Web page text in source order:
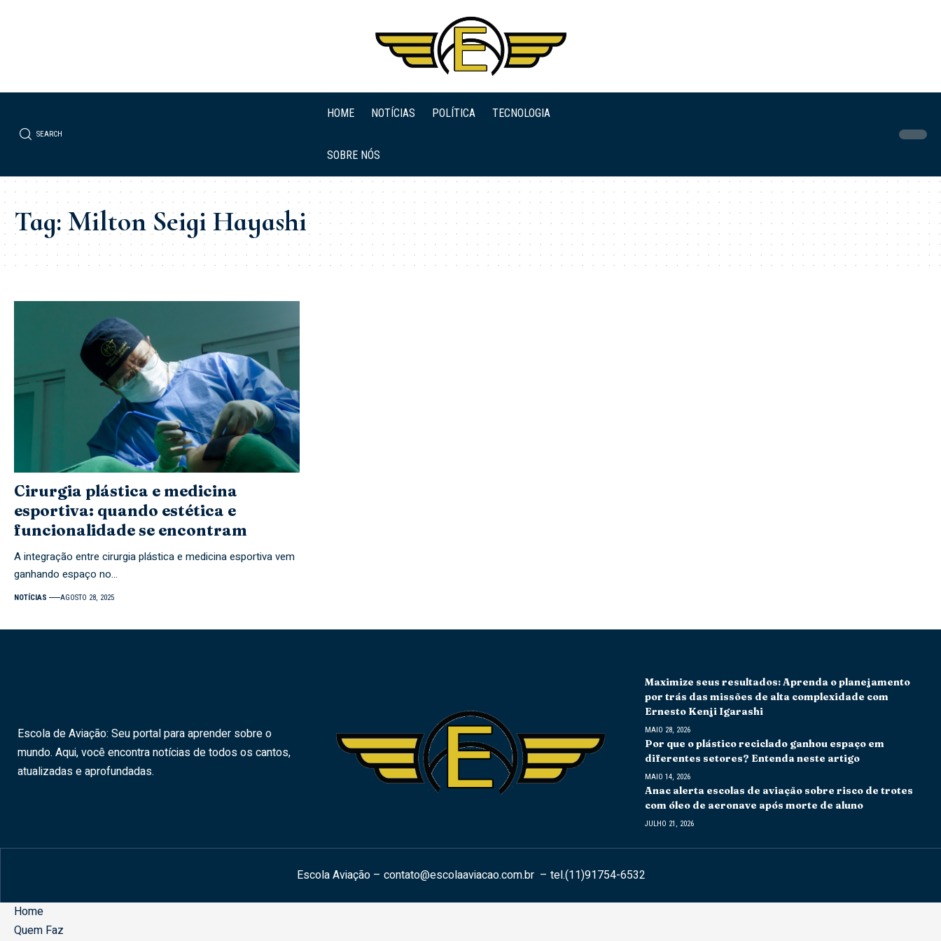
SEARCH
HOME NOTÍCIAS POLÍTICA TECNOLOGIA
SOBRE NÓS
Tag:Milton Seigi Hayashi
Cirurgia plástica e medicina
esportiva: quando estética e
funcionalidade se encontram
A integração entre cirurgia plástica e medicina esportiva vem
ganhando espaço no…
NOTÍCIAS AGOSTO 28, 2025
Escola de Aviação: Seu portal para aprender sobre o
mundo. Aqui, você encontra notícias de todos os cantos,
atualizadas e aprofundadas.
Maximize seus resultados: Aprenda o planejamento
por trás das missões de alta complexidade com
Ernesto Kenji Igarashi
MAIO 28, 2026
Por que o plástico reciclado ganhou espaço em
diferentes setores? Entenda neste artigo
MAIO 14, 2026
Anac alerta escolas de aviação sobre risco de trotes
com óleo de aeronave após morte de aluno
JULHO 21, 2026
Escola Aviação – contato@escolaaviacao.com.br– tel.(11)91754-6532
Home
Quem Faz